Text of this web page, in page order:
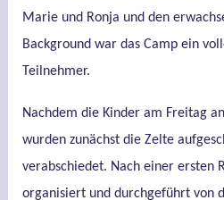
Marie und Ronja und den
Background war das Camp ein
Teilnehmer.
Nachdem die Kinder am Freitag
wurden zunächst die Zelte
verabschiedet. Nach einer ersten
organisiert und durchgeführt von